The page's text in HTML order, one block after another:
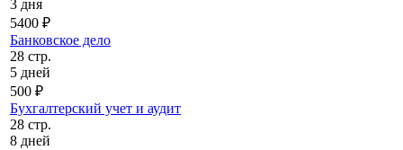
3 дня
5400 ₽
Банковское дело
28 стр.
5 дней
500 ₽
Бухгалтерский учет и аудит
28 стр.
8 дней